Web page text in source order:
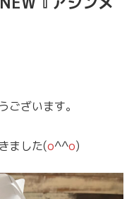
ございます。
ました(o^^o)